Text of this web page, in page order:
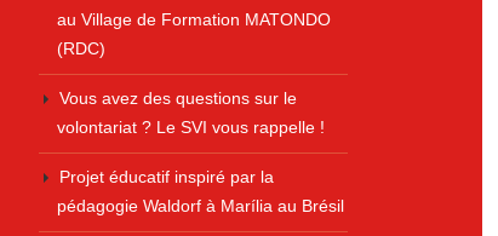
au Village de Formation MATONDO
(RDC)
Vous avez des questions sur le
volontariat ? Le SVI vous rappelle !
Projet éducatif inspiré par la
pédagogie Waldorf à Marília au Brésil